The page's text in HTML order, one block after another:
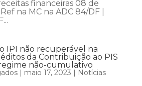
financeiras 08 de
na MC na ADC 84/DF |
IPI não recuperável na
da Contribuição ao PIS
não-cumulativo
| maio 17, 2023 | Notícias